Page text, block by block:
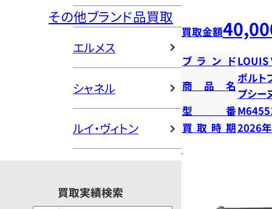
その他ブランド品買取
エルメス
シャネル
ルイ・ヴィトン
買取実績検索
買取金額
ブランドLOUIS
商品名
ポルト
プシー
型番
買取時期2026